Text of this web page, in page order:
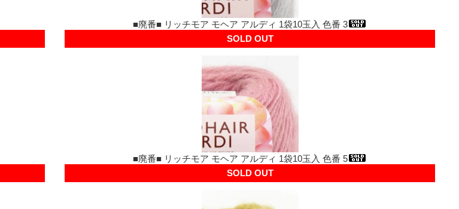
■廃番■ リッチモア モヘア アルディ 1袋10玉入 色番 3
SOLD OUT
■廃番■ リッチモア モヘア アルディ 1袋10玉入 色番 5
SOLD OUT